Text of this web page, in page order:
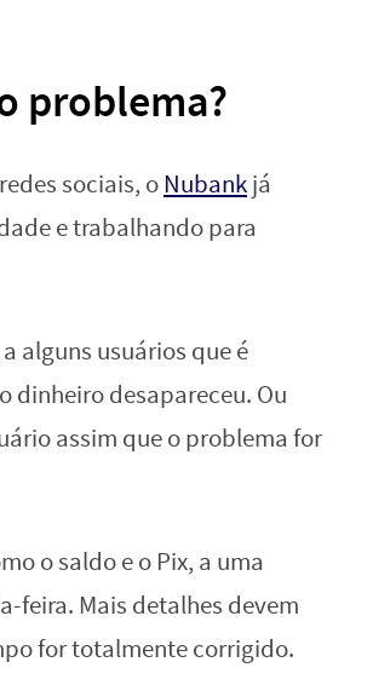
problema?
sociais, oNubankjá
e trabalhando para
alguns usuários que é
dinheiro desapareceu. Ou
assim que o problema for
o saldo e o Pix, a uma
feira. Mais detalhes devem
for totalmente corrigido.